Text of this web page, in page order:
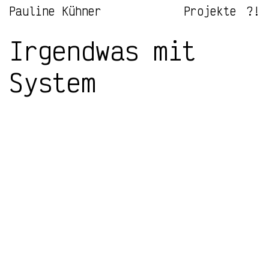
Projekte ?!
Pauline Kühner
Irgendwas mit
System